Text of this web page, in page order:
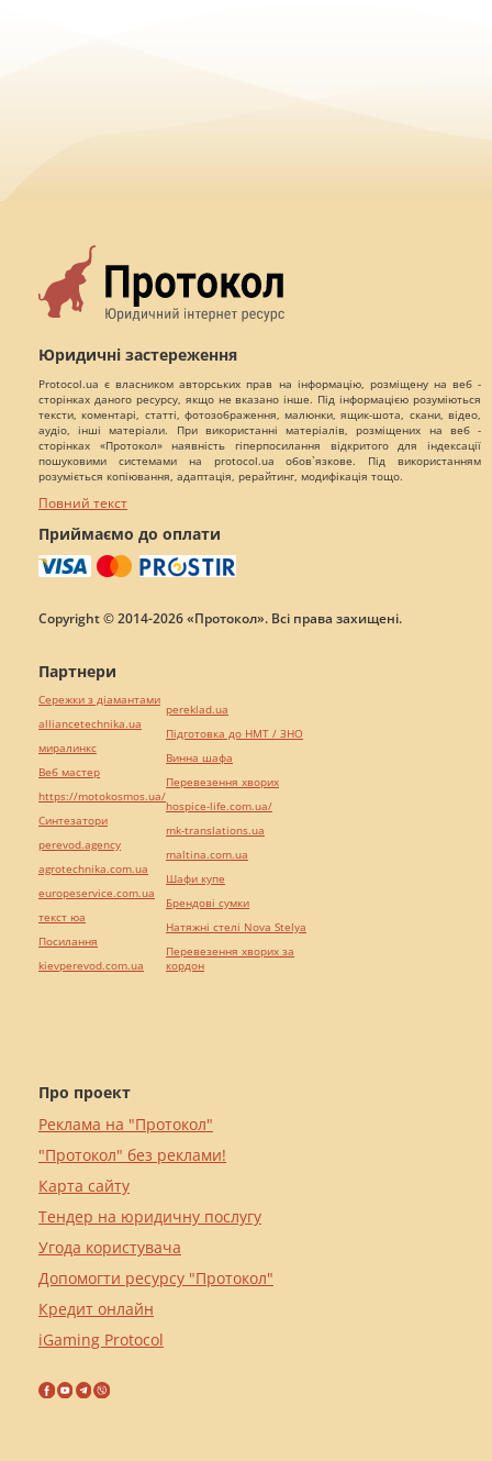
Юридичні застереження
Protocol.ua є власником авторських прав на інформацію, розміщену на веб -
сторінках даного ресурсу, якщо не вказано інше. Під інформацією розуміються
тексти, коментарі, статті, фотозображення, малюнки, ящик-шота, скани, відео,
аудіо, інші матеріали. При використанні матеріалів, розміщених на веб -
сторінках «Протокол» наявність гіперпосилання відкритого для індексації
пошуковими системами на protocol.ua обов`язкове. Під використанням
розуміється копіювання, адаптація, рерайтинг, модифікація тощо.
Повний текст
Приймаємо до оплати
Copyright © 2014-2026 «Протокол». Всі права захищені.
Про проект
Реклама на "Протокол"
"Протокол" без реклами!
Карта сайту
Тендер на юридичну послугу
Угода користувача
Допомогти ресурсу "Протокол"
Кредит онлайн
iGaming Protocol
Партнери
Сережки з діамантами
alliancetechnika.ua
миралинкс
Веб мастер
https://motokosmos.ua/
Синтезатори
perevod.agency
agrotechnika.com.ua
europeservice.com.ua
текст юа
Посилання
kievperevod.com.ua
pereklad.ua
Підготовка до НМТ / ЗНО
Винна шафа
Перевезення хворих
hospice-life.com.ua/
mk-translations.ua
maltina.com.ua
Шафи купе
Брендові сумки
Натяжні стелі Nova Stelya
Перевезення хворих за
кордон